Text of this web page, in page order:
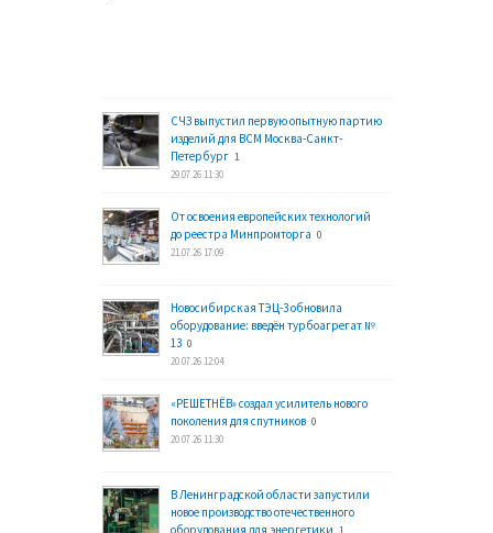
СЧЗ выпустил первую опытную партию
изделий для ВСМ Москва-Санкт-
Петербург 1
29.07.26 11:30
От освоения европейских технологий
до реестра Минпромторга 0
21.07.26 17:09
Новосибирская ТЭЦ-3 обновила
оборудование: введён турбоагрегат №
13 0
20.07.26 12:04
«РЕШЕТНЁВ» создал усилитель нового
поколения для спутников 0
20.07.26 11:30
В Ленинградской области запустили
новое производство отечественного
оборудования для энергетики